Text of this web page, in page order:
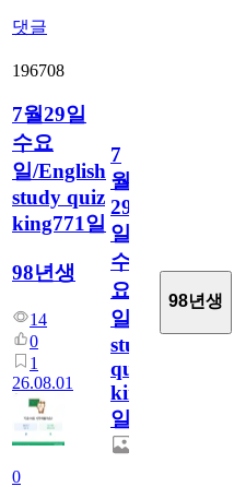
댓글
196708
7월29일
수요
일/English
study quiz
king771일
98년생
14
0
1
26.08.01
0
7
월
29
일
수
요
일/English
study
quiz
king771
일
98년생